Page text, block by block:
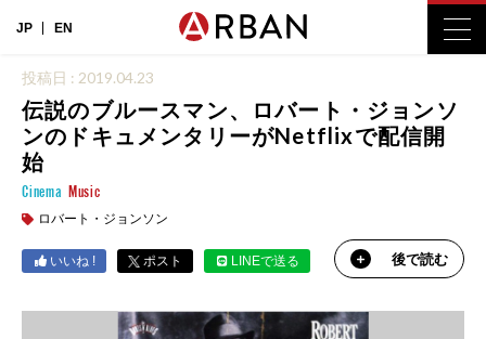
JP EN
投稿日 : 2019.04.23
伝説のブルースマン、ロバート・ジョンソ
ンのドキュメンタリーがNetflixで配信開
始
Cinema Music
ロバート・ジョンソン
いいね ! ポスト LINEで送る 後で読む